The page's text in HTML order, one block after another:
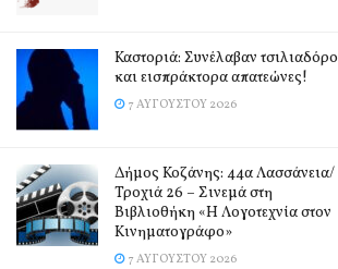
Καστοριά: Συνέλαβαν τσιλιαδόρο
και εισπράκτορα απατεώνες!
7 ΑΥΓΟΎΣΤΟΥ 2026
Δήμος Κοζάνης: 44α Λασσάνεια/
Τροχιά 26 – Σινεμά στη
Βιβλιοθήκη «Η Λογοτεχνία στον
Κινηματογράφο»
7 ΑΥΓΟΎΣΤΟΥ 2026